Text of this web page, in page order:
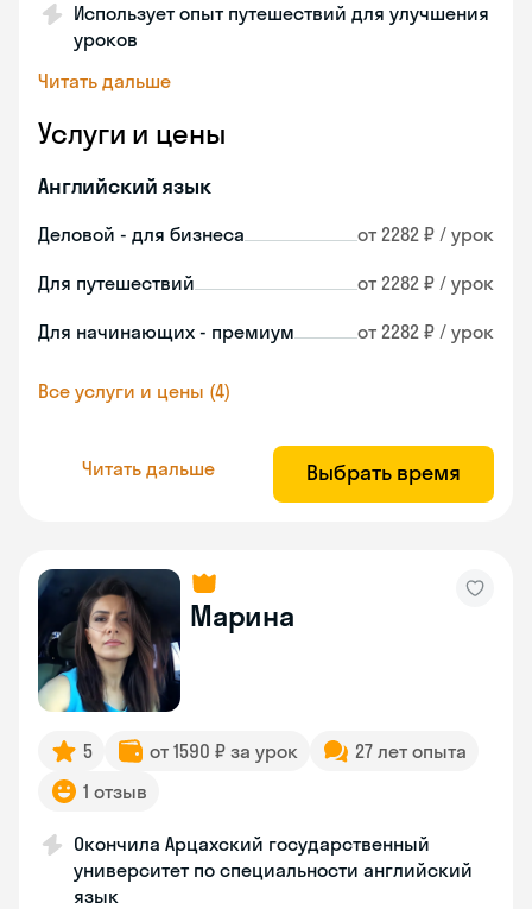
Использует опыт путешествий для улучшения
уроков
Читать дальше
Услуги и цены
Английский язык
Деловой - для бизнеса от 2282 ₽ / урок
Для путешествий от 2282 ₽ / урок
Для начинающих - премиум от 2282 ₽ / урок
Все услуги и цены (4)
Читать дальше Выбрать время
Марина
5 от 1590 ₽ за урок
27 лет опыта
1 отзыв
Окончила Арцахский государственный
университет по специальности английский
язык